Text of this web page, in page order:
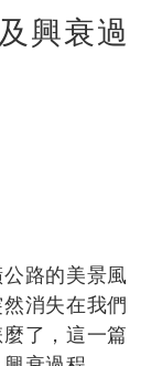
興衰過
路的美景風
消失在我們
了，這一篇